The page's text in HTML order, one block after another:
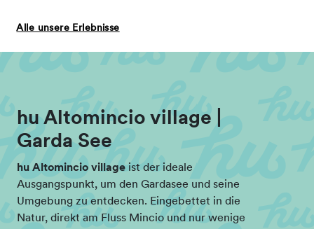
Alle unsere Erlebnisse
hu Altomincio village |
Garda See
hu Altomincio village ist der ideale
Ausgangspunkt, um den Gardasee und seine
Umgebung zu entdecken. Eingebettet in die
Natur, direkt am Fluss Mincio und nur wenige